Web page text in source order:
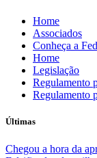
Skip
content
Home
Associados
Conheça a
Home
Legislação
Regulamento
Regulamento
Últimas
Chegou a hora da